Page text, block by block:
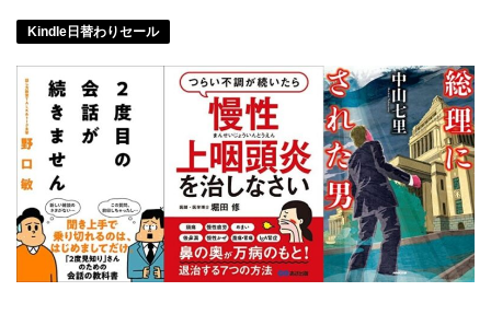
Kindle日替わりセール